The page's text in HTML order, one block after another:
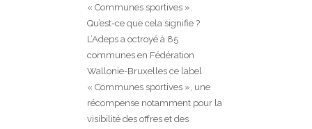
« Communes sportives ».
Qu’est-ce que cela signifie ?
L’Adeps a octroyé à 85
communes en Fédération
Wallonie-Bruxelles ce label
« Communes sportives », une
récompense notamment pour la
visibilité des offres et des